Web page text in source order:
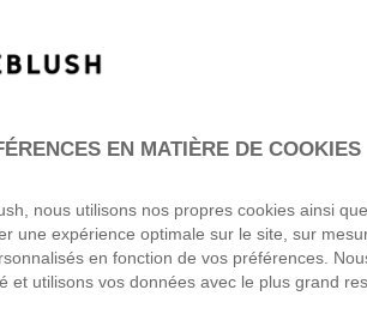
EN MATIÈRE DE COOKIES
nous utilisons nos propres cookies ainsi
une expérience optimale sur le site, sur
en fonction de vos préférences.
et utilisons vos données avec le plus grand